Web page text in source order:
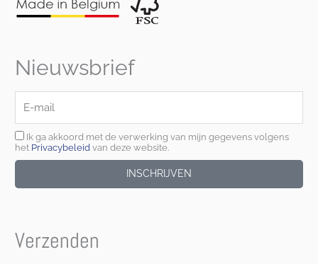
Nieuwsbrief
mail
Ik ga akkoord met de verwerking van mijn gegevens volgens
het Privacybeleid van deze website.
INSCHRIJVEN
Verzenden